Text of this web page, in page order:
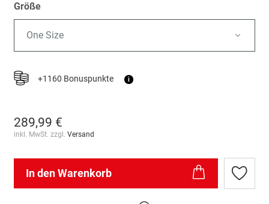
Größe
One Size
+1160 Bonuspunkte i
289,99 €
inkl. MwSt. zzgl. Versand
In den Warenkorb
Zur